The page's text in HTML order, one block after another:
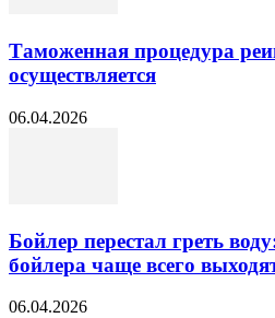
Таможенная процедура
осуществляется
06.04.2026
Бойлер перестал греть
бойлера чаще всего
06.04.2026